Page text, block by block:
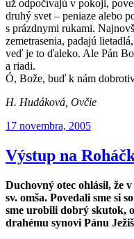
už odpočívajú v pokoji,
druhý svet – peniaze alebo
s prázdnymi rukami.
zemetrasenia, padajú
veď je to ďaleko. Ale Pán
a riadi.
Ó, Bože, buď k nám
H. Hudáková, Ovčie
Publikované
17 novembra, 2005
Výstup na
Duchovný otec ohlásil, že
sv. omša. Povedali sme si
sme urobili dobrý skutok,
drahému synovi Pánu